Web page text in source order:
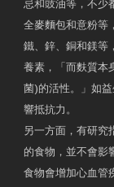
忌和豉油等，不少
全麥麵包和意粉等
鐵、鋅、銅和鎂等
養素，「而麩質本
菌)的活性。」如
響抵抗力。
另一方面，有研究
的食物，並不會影
食物會增加心血管